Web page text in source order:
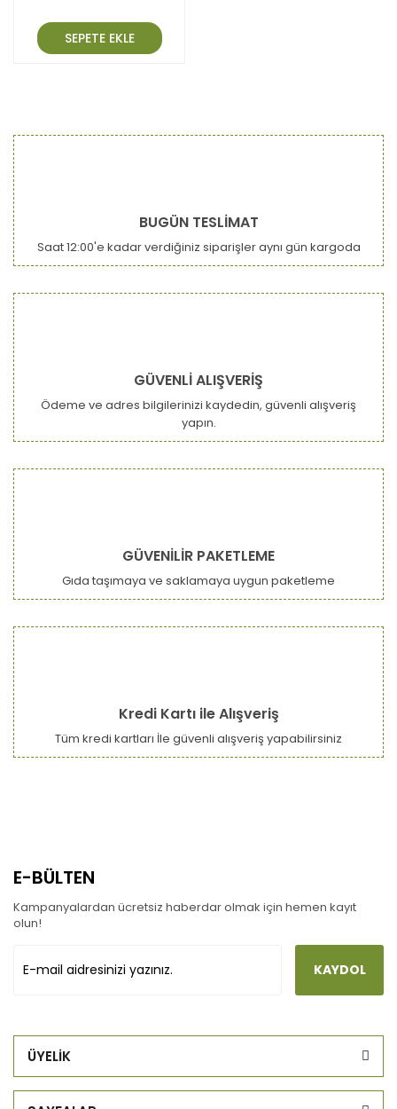
SEPETE EKLE
BUGÜN TESLİMAT
Saat 12:00'e kadar verdiğiniz siparişler aynı gün kargoda
GÜVENLİ ALIŞVERİŞ
Ödeme ve adres bilgilerinizi kaydedin, güvenli alışveriş
yapın.
GÜVENİLİR PAKETLEME
Gıda taşımaya ve saklamaya uygun paketleme
Kredi Kartı ile Alışveriş
Tüm kredi kartları İle güvenli alışveriş yapabilirsiniz
E-BÜLTEN
Kampanyalardan ücretsiz haberdar olmak için hemen kayıt
olun!
KAYDOL
ÜYELİK